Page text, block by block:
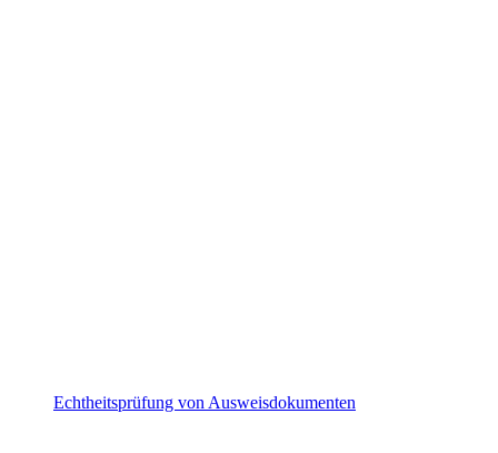
Echtheitsprüfung von Ausweisdokumenten